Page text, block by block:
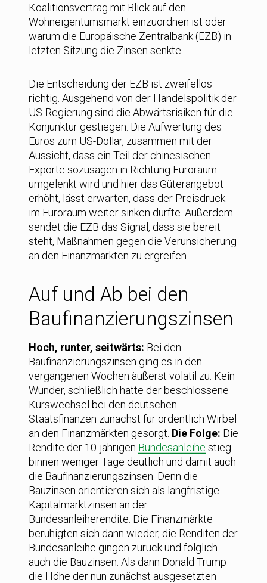
Koalitionsvertrag mit Blick auf den
Wohneigentumsmarkt einzuordnen ist oder
warum die Europäische Zentralbank (EZB) in
letzten Sitzung die Zinsen senkte.
Die Entscheidung der EZB ist zweifellos
richtig. Ausgehend von der Handelspolitik der
US-Regierung sind die Abwärtsrisiken für die
Konjunktur gestiegen. Die Aufwertung des
Euros zum US-Dollar, zusammen mit der
Aussicht, dass ein Teil der chinesischen
Exporte sozusagen in Richtung Euroraum
umgelenkt wird und hier das Güterangebot
erhöht, lässt erwarten, dass der Preisdruck
im Euroraum weiter sinken dürfte. Außerdem
sendet die EZB das Signal, dass sie bereit
steht, Maßnahmen gegen die Verunsicherung
an den Finanzmärkten zu ergreifen.
Auf und Ab bei den
Baufinanzierungszinsen
Hoch, runter, seitwärts: Bei den
Baufinanzierungszinsen ging es in den
vergangenen Wochen äußerst volatil zu. Kein
Wunder, schließlich hatte der beschlossene
Kurswechsel bei den deutschen
Staatsfinanzen zunächst für ordentlich Wirbel
an den Finanzmärkten gesorgt. Die Folge: Die
Rendite der 10-jährigen Bundesanleihe stieg
binnen weniger Tage deutlich und damit auch
die Baufinanzierungszinsen. Denn die
Bauzinsen orientieren sich als langfristige
Kapitalmarktzinsen an der
Bundesanleiherendite. Die Finanzmärkte
beruhigten sich dann wieder, die Renditen der
Bundesanleihe gingen zurück und folglich
auch die Bauzinsen. Als dann Donald Trump
die Höhe der nun zunächst ausgesetzten